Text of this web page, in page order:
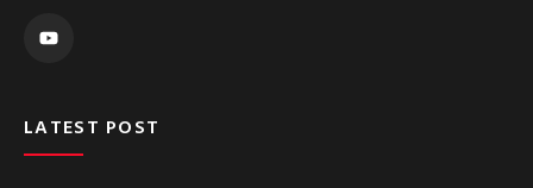
u
LATEST POST